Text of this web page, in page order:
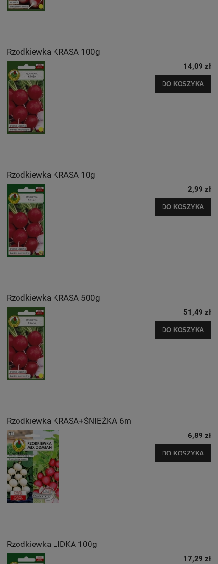
Rzodkiewka KRASA 100g
14,09 zł
DO KOSZYKA
Rzodkiewka KRASA 10g
2,99 zł
DO KOSZYKA
Rzodkiewka KRASA 500g
51,49 zł
DO KOSZYKA
Rzodkiewka KRASA+ŚNIEŻKA 6m
6,89 zł
DO KOSZYKA
Rzodkiewka LIDKA 100g
17,29 zł